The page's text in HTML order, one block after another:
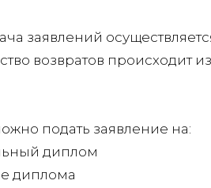
заявлений
возвратов происходит
подать заявление на:
диплом
диплома